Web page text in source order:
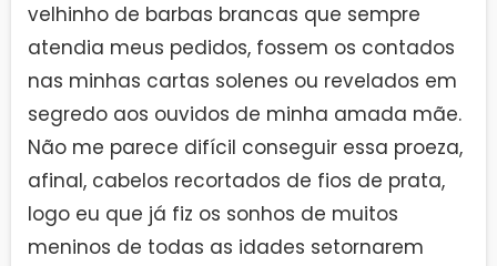
velhinho de barbas brancas que sempre
atendia meus pedidos, fossem os contados
nas minhas cartas solenes ou revelados em
segredo aos ouvidos de minha amada mãe.
Não me parece difícil conseguir essa proeza,
afinal, cabelos recortados de fios de prata,
logo eu que já fiz os sonhos de muitos
meninos de todas as idades setornarem